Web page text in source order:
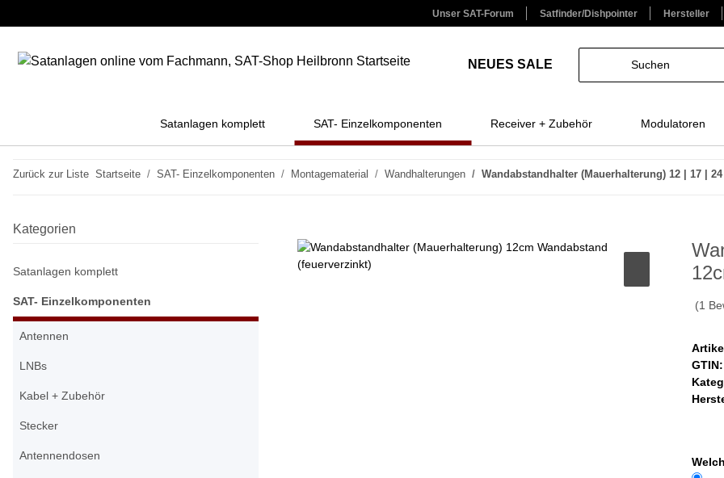
Unser SAT-Forum Satfinder/Dishpointer Hersteller
NEUES SALE
Satanlagen komplett SAT- Einzelkomponenten Receiver + Zubehör Modulatoren
Zurück zur Liste Startseite SAT- Einzelkomponenten Montagematerial Wandhalterungen Wandabstandhalter (Mauerhalterung) 12 | 17 |
(1
GTIN:
Kategorien
Satanlagen komplett
SAT- Einzelkomponenten
Antennen
LNBs
Kabel + Zubehör
Stecker
Antennendosen